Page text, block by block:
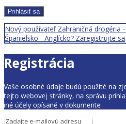
Prihlásiť sa
Nový používateľ Zahraničná drogéria
Španielsko - Anglícko? Zaregistrujte sa
Registrácia
Vaše osobné údaje budú použité na
tejto webovej stránky, na správu
iné účely opísané v dokumente